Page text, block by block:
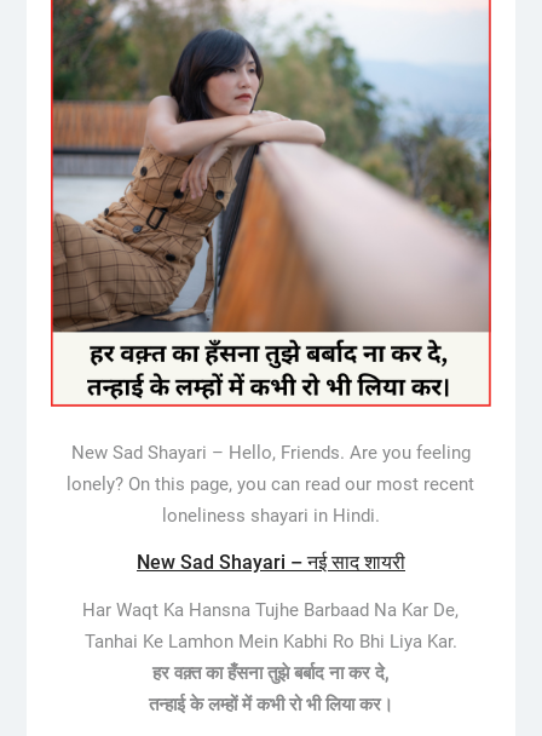
New Sad Shayari – Hello, Friends. Are you feeling
lonely? On this page, you can read our most recent
loneliness shayari in Hindi.
New Sad Shayari – नई साद शायरी
Har Waqt Ka Hansna Tujhe Barbaad Na Kar De,
Tanhai Ke Lamhon Mein Kabhi Ro Bhi Liya Kar.
हर वक़्त का हँसना तुझे बर्बाद ना कर दे,
​तन्हाई के लम्हों में कभी रो भी लिया कर।